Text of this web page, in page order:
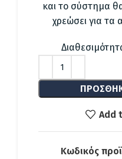
και το σύστημα
χρεώσει για τα
Add
Κωδικός